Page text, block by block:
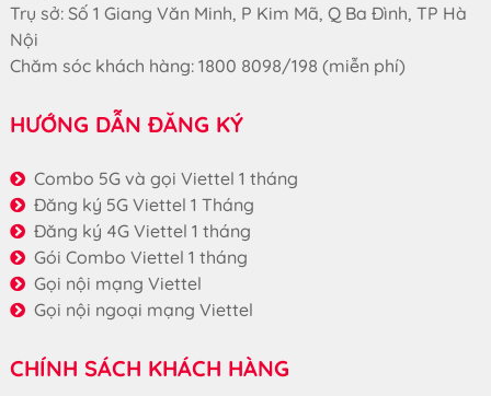
Trụ sở: Số 1 Giang Văn Minh, P Kim Mã, Q Ba Đình, TP Hà
Nội
Chăm sóc khách hàng: 1800 8098/198 (miễn phí)
HƯỚNG DẪN ĐĂNG KÝ
Combo 5G và gọi Viettel 1 tháng
Đăng ký 5G Viettel 1 Tháng
Đăng ký 4G Viettel 1 tháng
Gói Combo Viettel 1 tháng
Gọi nội mạng Viettel
Gọi nội ngoại mạng Viettel
CHÍNH SÁCH KHÁCH HÀNG